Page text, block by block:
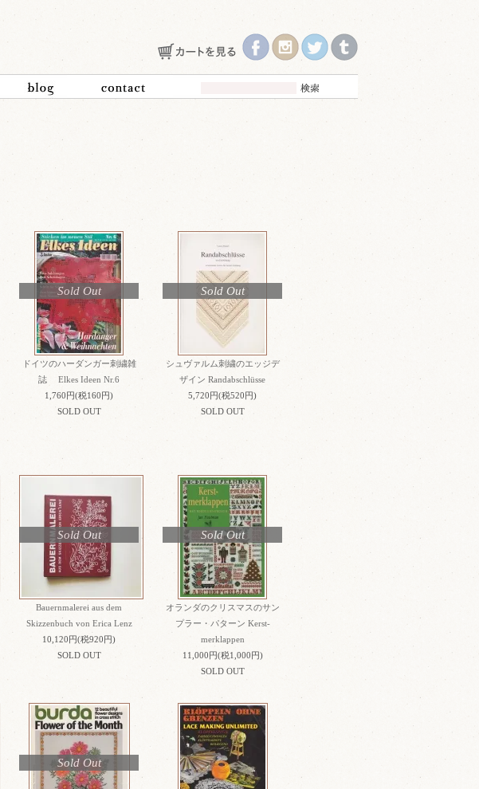
Sold Out
ドイツのハーダンガー刺繍雑
誌 Elkes Ideen Nr.6
1,760円(税160円)
SOLD OUT
Sold Out
シュヴァルム刺繍のエッジデ
ザイン Randabschlüsse
5,720円(税520円)
SOLD OUT
Sold Out
Bauernmalerei aus dem
Skizzenbuch von Erica Lenz
10,120円(税920円)
SOLD OUT
Sold Out
オランダのクリスマスのサン
プラー・パターン Kerst-
merklappen
11,000円(税1,000円)
SOLD OUT
Sold Out